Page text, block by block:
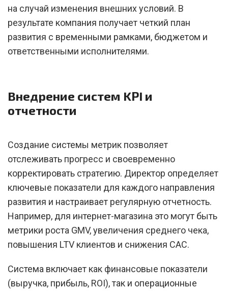
на случай изменения внешних условий. В
результате компания получает четкий план
развития с временными рамками, бюджетом и
ответственными исполнителями.
Внедрение систем KPI и
отчетности
Создание системы метрик позволяет
отслеживать прогресс и своевременно
корректировать стратегию. Директор определяет
ключевые показатели для каждого направления
развития и настраивает регулярную отчетность.
Например, для интернет-магазина это могут быть
метрики роста GMV, увеличения среднего чека,
повышения LTV клиентов и снижения CAC.
Система включает как финансовые показатели
(выручка, прибыль, ROI), так и операционные